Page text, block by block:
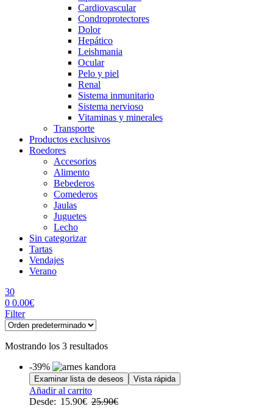
Cardiovascular
Condroprotectores
Dolor
Hepático
Leishmania
Ocular
Pelo y piel
Renal
Sistema inmunitario
Sistema nervioso
Vitaminas y minerales
Transporte
Productos exclusivos
Roedores
Accesorios
Alimento
Bebederos
Comederos
Jaulas
Juguetes
Lecho
Sin categorizar
Tartas
Vendajes
Verano
30
0 0.00€
Menu
Filter
Mostrando los 3 resultados
-39%
Examinar lista de deseos Vista rápida
Añadir al carritoEste
producto
Desde: 15.90€ 25.90€